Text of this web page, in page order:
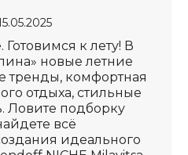
к лету! В
новые летние
тренды, комфортная
отдыха, стильные
Ловите подборку
всё
идеального